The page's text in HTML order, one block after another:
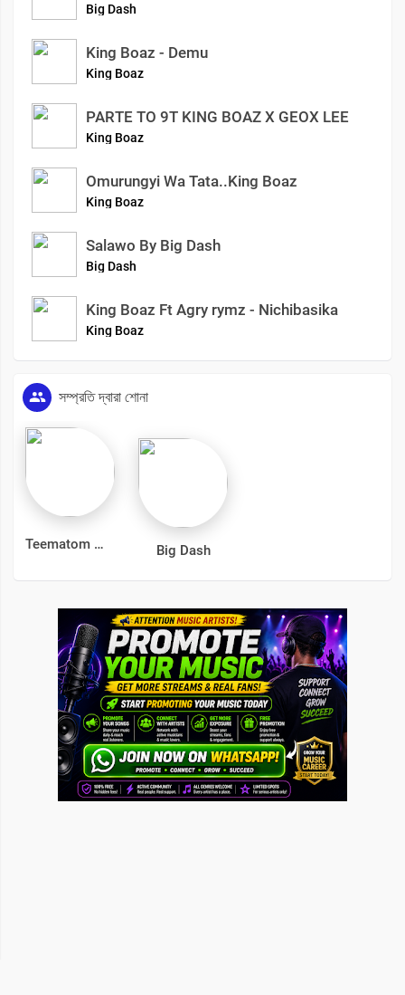
Big Dash
King Boaz - Demu
King Boaz
PARTE TO 9T KING BOAZ X GEOX LEE
King Boaz
Omurungyi Wa Tata..King Boaz
King Boaz
Salawo By Big Dash
Big Dash
King Boaz Ft Agry rymz - Nichibasika
King Boaz
সম্প্রতি দ্বারা শোনা
Teematom Big Dash